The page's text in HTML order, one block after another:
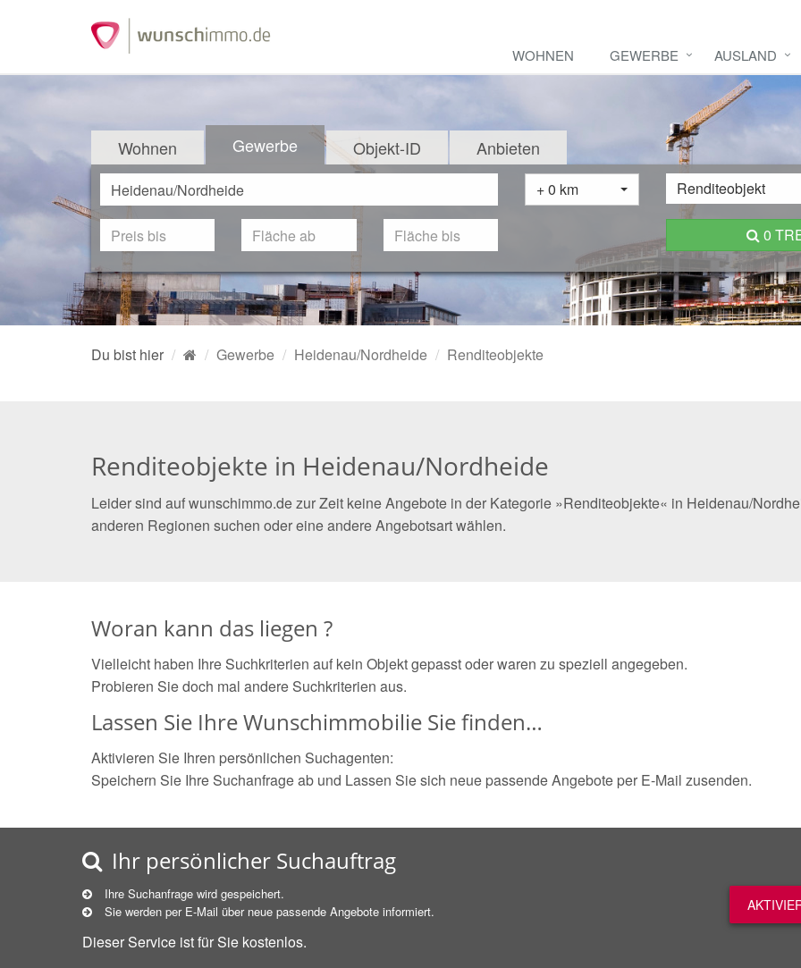
WOHNEN GEWERBE AUSLAND
Wohnen Gewerbe Objekt-ID Anbieten
+ 0 km Renditeobjekt
0
Du bist hier Gewerbe Heidenau/Nordheide Renditeobjekte
Renditeobjekte in Heidenau/Nordheide
Leider sind auf wunschimmo.de zur Zeit keine Angebote in der Kategorie »Renditeobjekte« in Heidenau/
anderen Regionen suchen oder eine andere Angebotsart wählen.
Woran kann das liegen ?
Vielleicht haben Ihre Suchkriterien auf kein Objekt gepasst oder waren zu speziell angegeben.
Probieren Sie doch mal andere Suchkriterien aus.
Lassen Sie Ihre Wunschimmobilie Sie finden…
Aktivieren Sie Ihren persönlichen Suchagenten:
Speichern Sie Ihre Suchanfrage ab und Lassen Sie sich neue passende Angebote per E-Mail zusenden.
Ihr persönlicher Suchauftrag
Ihre Suchanfrage wird gespeichert.
Sie werden per E-Mail über neue passende Angebote informiert.
Dieser Service ist für Sie kostenlos.